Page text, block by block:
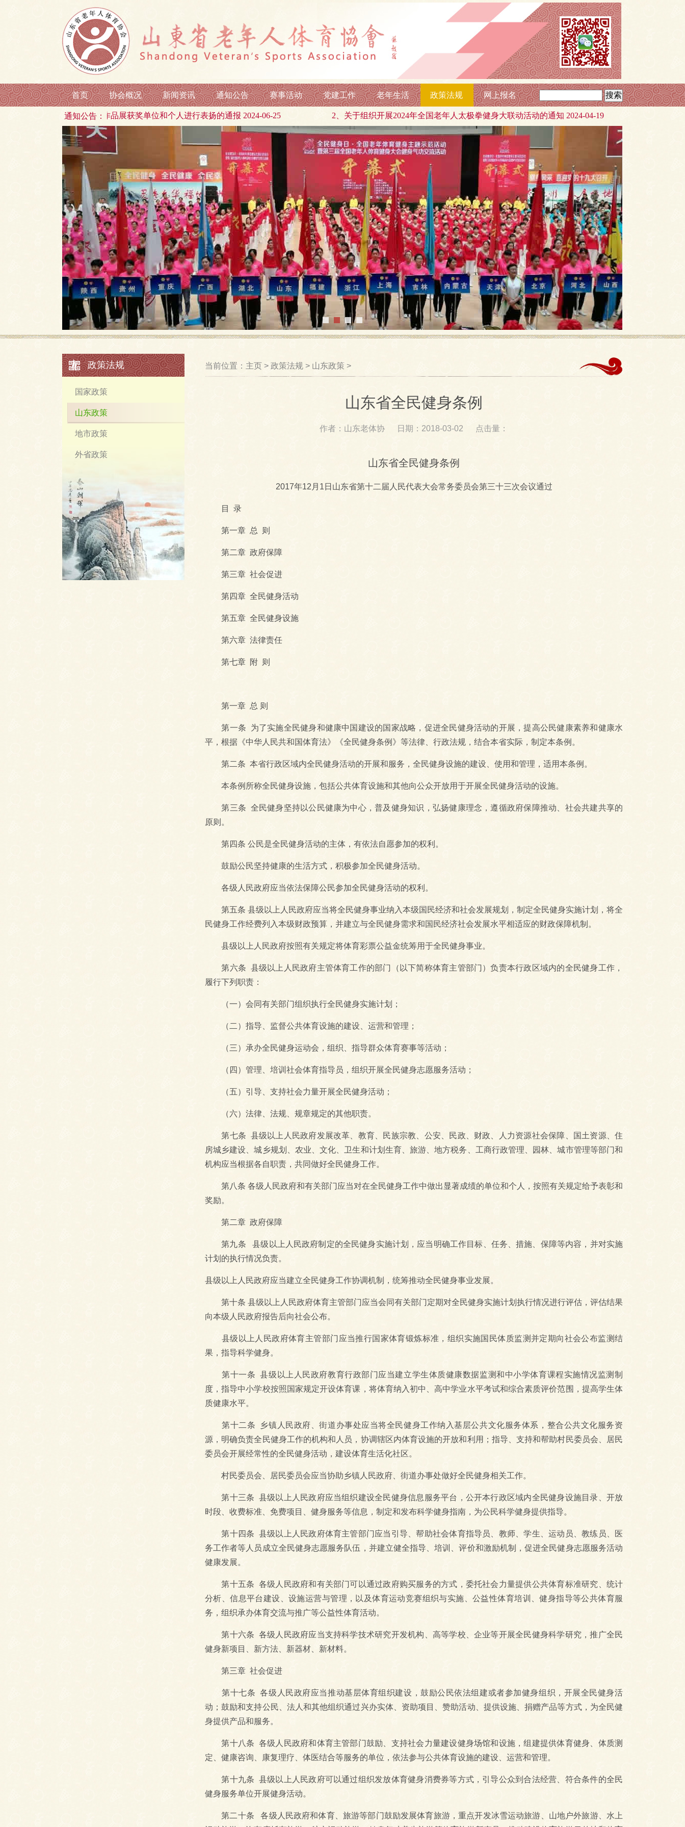
搜索
首页 协会概况 新闻资讯 通知公告 赛事活动 党建工作 老年生活 政策法规 网上报名
通知公告：
十周年书画摄影作品展获奖单位和个人进行表扬的通报 2024-06-25 2、关于组织开展2024年全国老年人太极拳健身大联动活动的通知 2024-04-19
当前位置： 主页 > 政策法规 > 山东政策 >
山东省全民健身条例
作者： 山东老体协 日期： 2018-03-02 点击量：
山东省全民健身条例
2017年12月1日山东省第十二届人民代表大会常务委员会第三十三次会议通过
目 录
第一章 总 则
第二章 政府保障
第三章 社会促进
第四章 全民健身活动
第五章 全民健身设施
第六章 法律责任
第七章 附 则
第一章 总 则
第一条 为了实施全民健身和健康中国建设的国家战略，促进全民健身活动的开展，提高公民健康素养和健康水
平，根据《中华人民共和国体育法》《全民健身条例》等法律、行政法规，结合本省实际，制定本条例。
第二条 本省行政区域内全民健身活动的开展和服务，全民健身设施的建设、使用和管理，适用本条例。
本条例所称全民健身设施，包括公共体育设施和其他向公众开放用于开展全民健身活动的设施。
第三条 全民健身坚持以公民健康为中心，普及健身知识，弘扬健康理念，遵循政府保障推动、社会共建共享的
原则。
第四条 公民是全民健身活动的主体，有依法自愿参加的权利。
鼓励公民坚持健康的生活方式，积极参加全民健身活动。
各级人民政府应当依法保障公民参加全民健身活动的权利。
第五条 县级以上人民政府应当将全民健身事业纳入本级国民经济和社会发展规划，制定全民健身实施计划，将全
民健身工作经费列入本级财政预算，并建立与全民健身需求和国民经济社会发展水平相适应的财政保障机制。
县级以上人民政府按照有关规定将体育彩票公益金统筹用于全民健身事业。
第六条 县级以上人民政府主管体育工作的部门（以下简称体育主管部门）负责本行政区域内的全民健身工作，
履行下列职责：
（一）会同有关部门组织执行全民健身实施计划；
（二）指导、监督公共体育设施的建设、运营和管理；
（三）承办全民健身运动会，组织、指导群众体育赛事等活动；
（四）管理、培训社会体育指导员，组织开展全民健身志愿服务活动；
（五）引导、支持社会力量开展全民健身活动；
（六）法律、法规、规章规定的其他职责。
第七条 县级以上人民政府发展改革、教育、民族宗教、公安、民政、财政、人力资源社会保障、国土资源、住
房城乡建设、城乡规划、农业、文化、卫生和计划生育、旅游、地方税务、工商行政管理、园林、城市管理等部门和
机构应当根据各自职责，共同做好全民健身工作。
第八条 各级人民政府和有关部门应当对在全民健身工作中做出显著成绩的单位和个人，按照有关规定给予表彰和
奖励。
第二章 政府保障
第九条 县级以上人民政府制定的全民健身实施计划，应当明确工作目标、任务、措施、保障等内容，并对实施
计划的执行情况负责。
县级以上人民政府应当建立全民健身工作协调机制，统筹推动全民健身事业发展。
第十条 县级以上人民政府体育主管部门应当会同有关部门定期对全民健身实施计划执行情况进行评估，评估结果
向本级人民政府报告后向社会公布。
县级以上人民政府体育主管部门应当推行国家体育锻炼标准，组织实施国民体质监测并定期向社会公布监测结
果，指导科学健身。
第十一条 县级以上人民政府教育行政部门应当建立学生体质健康数据监测和中小学体育课程实施情况监测制
度，指导中小学校按照国家规定开设体育课，将体育纳入初中、高中学业水平考试和综合素质评价范围，提高学生体
质健康水平。
第十二条 乡镇人民政府、街道办事处应当将全民健身工作纳入基层公共文化服务体系，整合公共文化服务资
源，明确负责全民健身工作的机构和人员，协调辖区内体育设施的开放和利用；指导、支持和帮助村民委员会、居民
委员会开展经常性的全民健身活动，建设体育生活化社区。
村民委员会、居民委员会应当协助乡镇人民政府、街道办事处做好全民健身相关工作。
第十三条 县级以上人民政府应当组织建设全民健身信息服务平台，公开本行政区域内全民健身设施目录、开放
时段、收费标准、免费项目、健身服务等信息，制定和发布科学健身指南，为公民科学健身提供指导。
第十四条 县级以上人民政府体育主管部门应当引导、帮助社会体育指导员、教师、学生、运动员、教练员、医
务工作者等人员成立全民健身志愿服务队伍，并建立健全指导、培训、评价和激励机制，促进全民健身志愿服务活动
健康发展。
第十五条 各级人民政府和有关部门可以通过政府购买服务的方式，委托社会力量提供公共体育标准研究、统计
分析、信息平台建设、设施运营与管理，以及体育运动竞赛组织与实施、公益性体育培训、健身指导等公共体育服
务，组织承办体育交流与推广等公益性体育活动。
第十六条 各级人民政府应当支持科学技术研究开发机构、高等学校、企业等开展全民健身科学研究，推广全民
健身新项目、新方法、新器材、新材料。
第三章 社会促进
第十七条 各级人民政府应当推动基层体育组织建设，鼓励公民依法组建或者参加健身组织，开展全民健身活
动；鼓励和支持公民、法人和其他组织通过兴办实体、资助项目、赞助活动、提供设施、捐赠产品等方式，为全民健
身提供产品和服务。
第十八条 各级人民政府和体育主管部门鼓励、支持社会力量建设健身场馆和设施，组建提供体育健身、体质测
定、健康咨询、康复理疗、体医结合等服务的单位，依法参与公共体育设施的建设、运营和管理。
第十九条 县级以上人民政府可以通过组织发放体育健身消费券等方式，引导公众到合法经营、符合条件的全民
健身服务单位开展健身活动。
第二十条 各级人民政府和体育、旅游等部门鼓励发展体育旅游，重点开发冰雪运动旅游、山地户外旅游、水上
政策法规
国家政策
山东政策
地市政策
外省政策